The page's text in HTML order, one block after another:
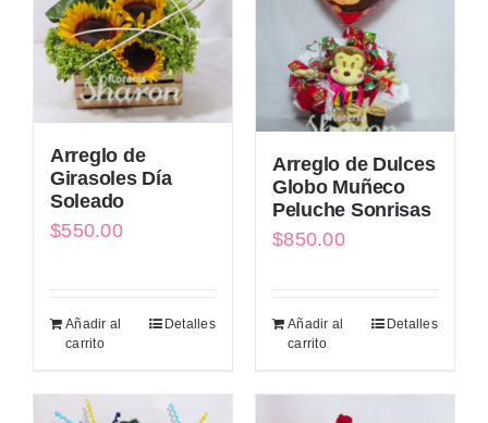
Arreglo de
Girasoles Día
Soleado
$550.00
Añadir al
carrito
Detalles
Arreglo de Dulces
Globo Muñeco
Peluche Sonrisas
$850.00
Añadir al
carrito
Detalles